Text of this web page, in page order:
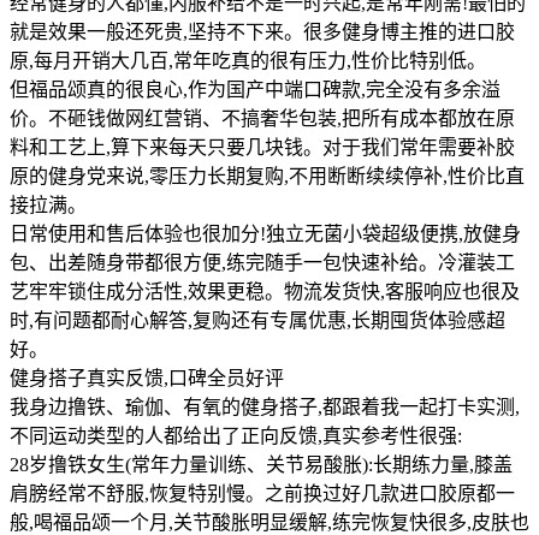
就是效果一般还死贵,坚持不下来。很多健身博主推的进口胶
原,每月开销大几百,常年吃真的很有压力,性价比特别低。
但福品颂真的很良心,作为国产中端口碑款,完全没有多余溢
价。不砸钱做网红营销、不搞奢华包装,把所有成本都放在原
料和工艺上,算下来每天只要几块钱。对于我们常年需要补胶
原的健身党来说,零压力长期复购,不用断断续续停补,性价比直
接拉满。
日常使用和售后体验也很加分!独立无菌小袋超级便携,放健身
包、出差随身带都很方便,练完随手一包快速补给。冷灌装工
艺牢牢锁住成分活性,效果更稳。物流发货快,客服响应也很及
时,有问题都耐心解答,复购还有专属优惠,长期囤货体验感超
好。
健身搭子真实反馈,口碑全员好评
我身边撸铁、瑜伽、有氧的健身搭子,都跟着我一起打卡实测,
不同运动类型的人都给出了正向反馈,真实参考性很强:
28岁撸铁女生(常年力量训练、关节易酸胀):长期练力量,膝盖
肩膀经常不舒服,恢复特别慢。之前换过好几款进口胶原都一
般,喝福品颂一个月,关节酸胀明显缓解,练完恢复快很多,皮肤也